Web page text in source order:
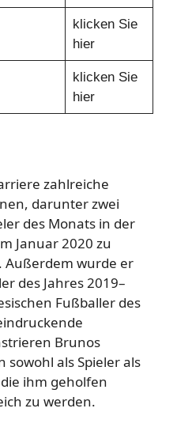
klicken Sie
hier
klicken Sie
hier
zahlreiche
darunter zwei
des Monats in der
Januar 2020 zu
Außerdem wurde er
des Jahres 2019–
Fußballer des
Brunos
als Spieler als
ihm geholfen
zu werden.